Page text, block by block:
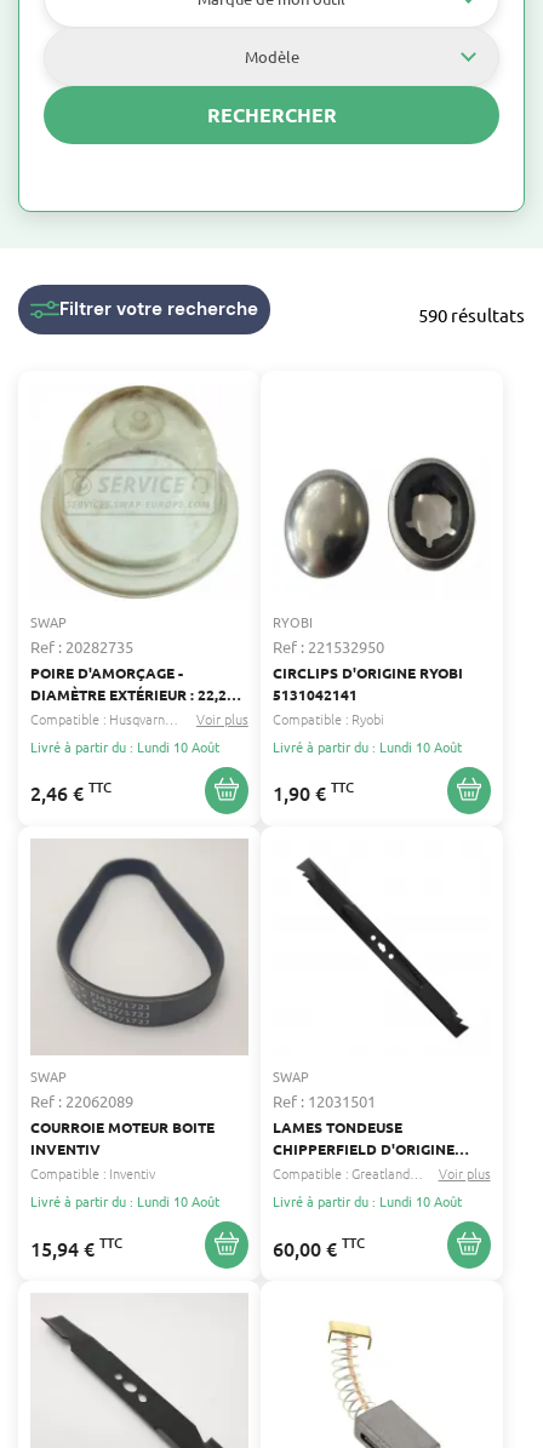
Pneumatique
Modèle
RECHERCHER
590 résultats
Filtrer votre recherche
SWAP
Ref : 20282735
POIRE D'AMORÇAGE -
DIAMÈTRE EXTÉRIEUR : 22,2
MM - COMPATIBLE ZAMA
Compatible : Jonsered...
Voir plus
Livré à partir du : Lundi 10 Août
2,46 € TTC
RYOBI
Ref : 221532950
CIRCLIPS D'ORIGINE RYOBI
5131042141
Compatible : Ryobi
Livré à partir du : Lundi 10 Août
1,90 € TTC
SWAP
Ref : 22062089
COURROIE MOTEUR BOITE
INVENTIV
Compatible : Inventiv
Livré à partir du : Lundi 10 Août
15,94 € TTC
SWAP
Ref : 12031501
LAMES TONDEUSE
CHIPPERFIELD D'ORIGINE
605MM
Compatible : GreatlandRacing...
Voir plus
Livré à partir du : Lundi 10 Août
60,00 € TTC